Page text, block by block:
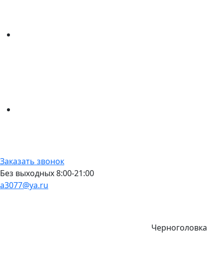
Заказать звонок
Без выходных 8:00-21:00
a3077@ya.ru
Черноголовка